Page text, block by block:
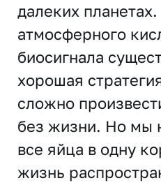
далеких
атмосферного
биосигнала
хорошая
сложно
без жизни. Но мы
все яйца в одну
жизнь